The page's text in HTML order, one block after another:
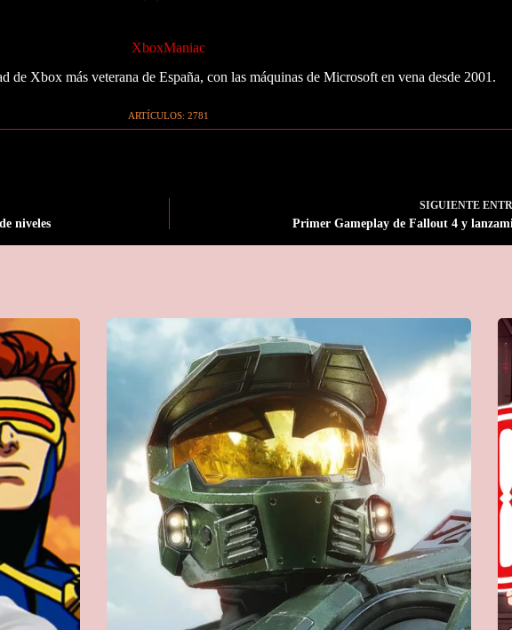
XboxManiac
de Xbox más veterana de España, con las máquinas de Microsoft en vena desde 2001.
ARTÍCULOS: 2781
niveles
SIGUIENTE
Primer Gameplay de Fallout 4 y